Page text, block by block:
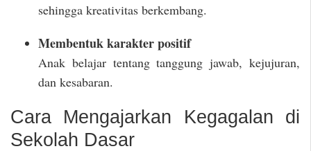
sehingga kreativitas berkembang.
Membentuk karakter positif
Anak belajar tentang tanggung jawab, kejujuran,
dan kesabaran.
Cara Mengajarkan Kegagalan di
Sekolah Dasar